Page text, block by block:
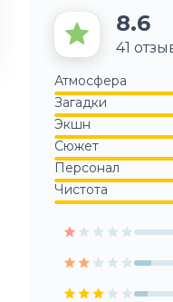
8.6
41
Атмосфера
Загадки
Экшн
Сюжет
Персонал
Чистота